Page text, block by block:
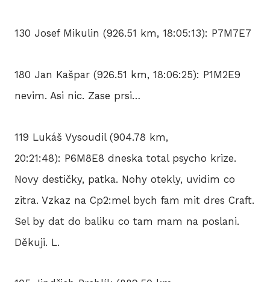
130 Josef Mikulin (926.51 km, 18:05:13): P7M7E7
180 Jan Kašpar (926.51 km, 18:06:25): P1M2E9
nevim. Asi nic. Zase prsi…
119 Lukáš Vysoudil (904.78 km,
20:21:48): P6M8E8 dneska total psycho krize.
Novy destičky, patka. Nohy otekly, uvidim co
zitra. Vzkaz na Cp2:mel bych fam mit dres Craft.
Sel by dat do baliku co tam mam na poslani.
Děkuji. L.